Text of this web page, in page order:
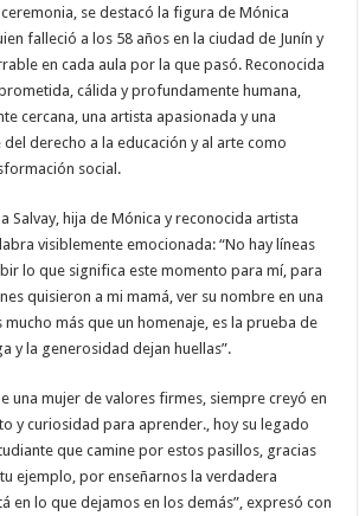
se destacó la figura de Mónica
falleció a los 58 años en la ciudad de Junín y
en cada aula por la que pasó. Reconocida
cálida y profundamente humana,
cercana, una artista apasionada y una
derecho a la educación y al arte como
social.
Salvay, hija de Mónica y reconocida artista
visiblemente emocionada: “No hay líneas
lo que significa este momento para mí, para
quisieron a mi mamá, ver su nombre en una
mucho más que un homenaje, es la prueba de
y la generosidad dejan huellas”.
una mujer de valores firmes, siempre creyó en
y curiosidad para aprender., hoy su legado
que camine por estos pasillos, gracias
ejemplo, por enseñarnos la verdadera
en lo que dejamos en los demás”, expresó con